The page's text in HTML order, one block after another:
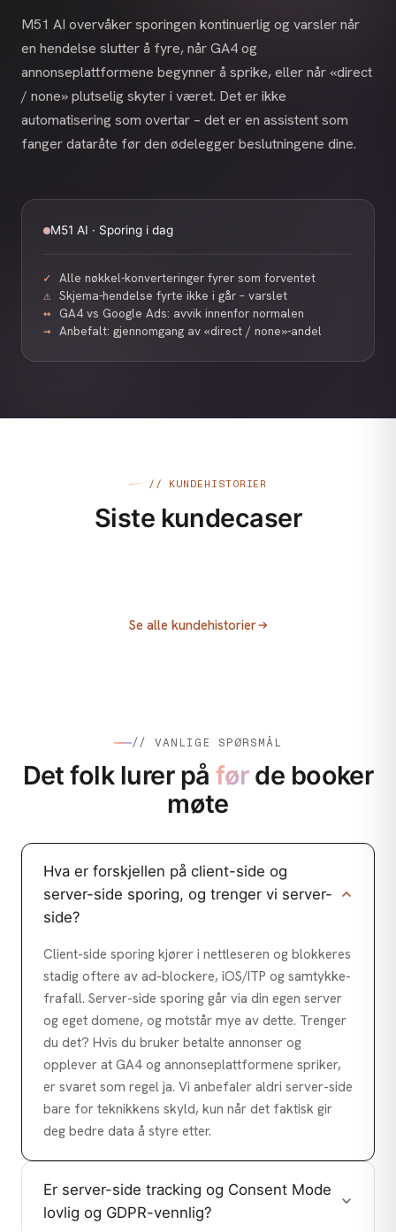
M51 AI overvåker sporingen kontinuerlig og varsler når
en hendelse slutter å fyre, når GA4 og
annonseplattformene begynner å sprike, eller når «direct
/ none» plutselig skyter i været. Det er ikke
automatisering som overtar – det er en assistent som
fanger dataråte før den ødelegger beslutningene dine.
M51 AI · Sporing i dag
✓ Alle nøkkel-konverteringer fyrer som forventet
⚠ Skjema-hendelse fyrte ikke i går – varslet
↔ GA4 vs Google Ads: avvik innenfor normalen
→ Anbefalt: gjennomgang av «direct / none»-andel
// KUNDEHISTORIER
Siste kundecaser
Fjellsport: Ikke la utsyret stoppe deg!
Folkefinansiering for Villbrygg
Se alle kundehistorier
// VANLIGE SPØRSMÅL
Det folk lurer påførde booker
møte
Hva er forskjellen på client-side og
server-side sporing, og trenger vi server-
side?
Client-side sporing kjører i nettleseren og blokkeres
stadig oftere av ad-blockere, iOS/ITP og samtykke-
frafall. Server-side sporing går via din egen server
og eget domene, og motstår mye av dette. Trenger
du det? Hvis du bruker betalte annonser og
opplever at GA4 og annonseplattformene spriker,
er svaret som regel ja. Vi anbefaler aldri server-side
bare for teknikkens skyld, kun når det faktisk gir
deg bedre data å styre etter.
Er server-side tracking og Consent Mode
lovlig og GDPR-vennlig?